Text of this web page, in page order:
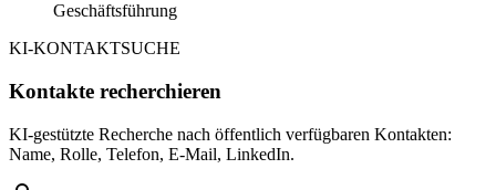
Geschäftsführung
KI-KONTAKTSUCHE
Kontakte recherchieren
KI-gestützte Recherche nach öffentlich verfügbaren Kontakten:
Name, Rolle, Telefon, E-Mail, LinkedIn.